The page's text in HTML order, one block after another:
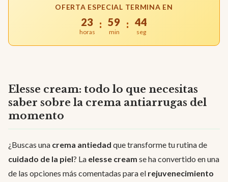
OFERTA ESPECIAL TERMINA EN
23
horas
: 59
min
: 43
seg
Elesse cream: todo lo que necesitas
saber sobre la crema antiarrugas del
momento
¿Buscas una crema antiedad que transforme tu rutina de
cuidado de la piel? La elesse cream se ha convertido en una
de las opciones más comentadas para el rejuvenecimiento